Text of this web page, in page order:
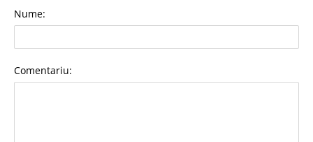
Nume:
Comentariu: